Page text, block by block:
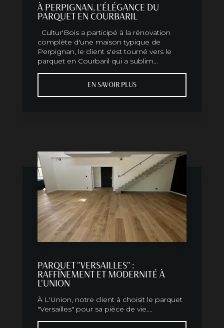
À PERPIGNAN, L'ÉLÉGANCE DU
PARQUET EN COURBARIL
Cultur'Bois a participé à la rénovation
complète d'une maison typique de
Perpignan, le client s'est tourné vers le
parquet en Courbaril qui a sublim...
EN SAVOIR PLUS
PARQUET "VERSAILLES" :
RAFFINEMENT ET MODERNITÉ À
L'UNION
À L'Union, notre client à choisit le parquet
"Versailles" pour sa pièce de vie....